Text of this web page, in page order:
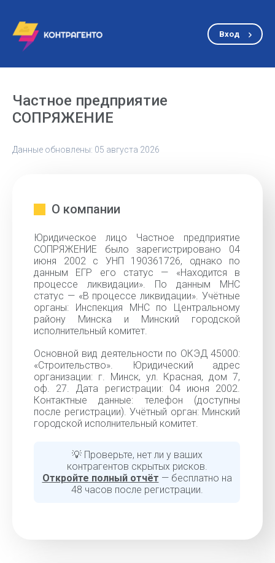
Вход
Частное предприятие
СОПРЯЖЕНИЕ
Данные обновлены: 05 августа 2026
О компании
Юридическое лицо Частное предприятие
СОПРЯЖЕНИЕ было зарегистрировано 04
июня 2002 с УНП 190361726, однако по
данным ЕГР его статус — «Находится в
процессе ликвидации». По данным МНС
статус — «В процессе ликвидации». Учётные
органы: Инспекция МНС по Центральному
району Минска и Минский городской
исполнительный комитет.
Основной вид деятельности по ОКЭД 45000:
«Строительство». Юридический адрес
организации: г. Минск, ул. Красная, дом 7,
оф. 27. Дата регистрации: 04 июня 2002.
Контактные данные: телефон (доступны
после регистрации). Учётный орган: Минский
городской исполнительный комитет.
💡 Проверьте, нет ли у ваших
контрагентов скрытых рисков.
Откройте полный отчёт — бесплатно на
48 часов после регистрации.